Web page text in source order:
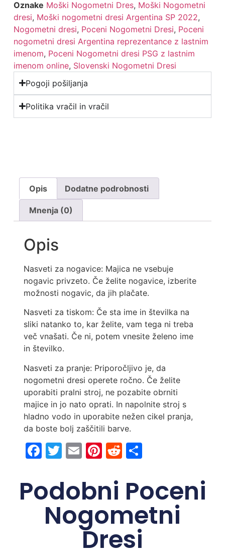
Oznake Moški Nogometni Dres, Moški Nogometni
dresi, Moški nogometni dresi Argentina SP 2022,
Nogometni dresi, Poceni Nogometni Dresi, Poceni
nogometni dresi Argentina reprezentance z lastnim
imenom, Poceni Nogometni dresi PSG z lastnim
imenom online, Slovenski Nogometni Dresi
Pogoji pošiljanja
Politika vračil in vračil
Opis Dodatne podrobnosti
Mnenja (0)
Opis
Nasveti za nogavice: Majica ne vsebuje
nogavic privzeto. Če želite nogavice, izberite
možnosti nogavic, da jih plačate.
Nasveti za tiskom: Če sta ime in številka na
sliki natanko to, kar želite, vam tega ni treba
več vnašati. Če ni, potem vnesite želeno ime
in številko.
Nasveti za pranje: Priporočljivo je, da
nogometni dresi operete ročno. Če želite
uporabiti pralni stroj, ne pozabite obrniti
majice in jo nato oprati. In napolnite stroj s
hladno vodo in uporabite nežen cikel pranja,
da boste bolj zaščitili barve.
Facebook
Twitter
EmailPinterest
Reddit
Share
Podobni Poceni
Nogometni
Dresi